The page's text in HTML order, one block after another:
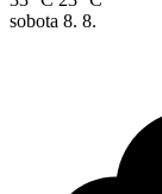
sobota 8. 8.